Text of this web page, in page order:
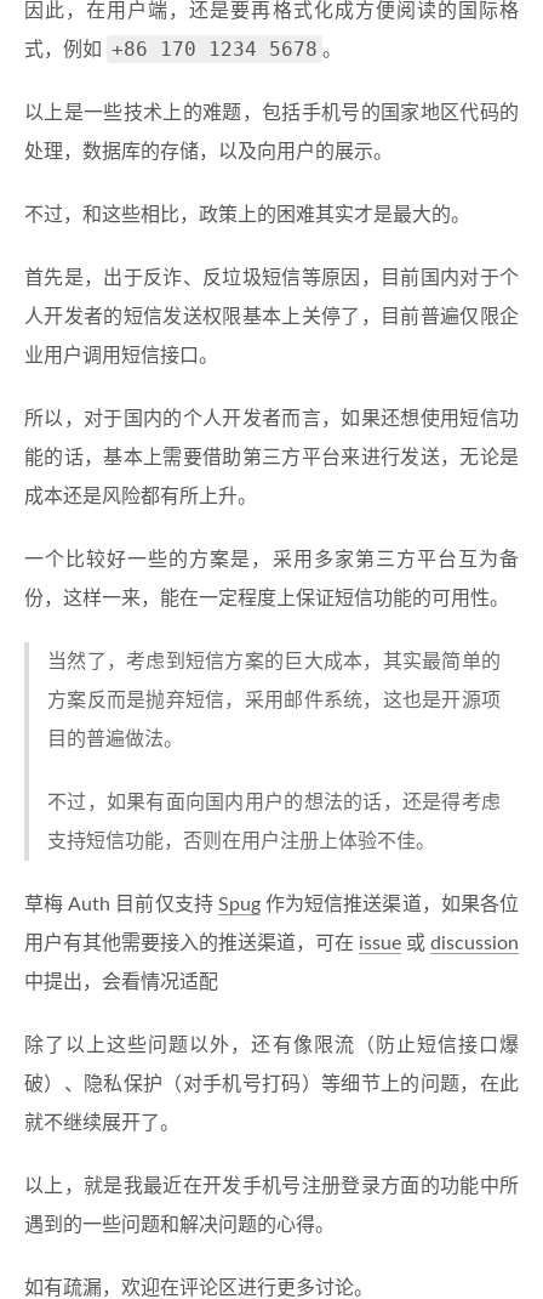
因此，在用户端，还是要再格式化成方便阅读的国际格
式，例如
+86 170 1234 5678 。
以上是一些技术上的难题，包括手机号的国家地区代码的
处理，数据库的存储，以及向用户的展示。
不过，和这些相比，政策上的困难其实才是最大的。
首先是，出于反诈、反垃圾短信等原因，目前国内对于个
人开发者的短信发送权限基本上关停了，目前普遍仅限企
业用户调用短信接口。
所以，对于国内的个人开发者而言，如果还想使用短信功
能的话，基本上需要借助第三方平台来进行发送，无论是
成本还是风险都有所上升。
一个比较好一些的方案是，采用多家第三方平台互为备
份，这样一来，能在一定程度上保证短信功能的可用性。
当然了，考虑到短信方案的巨大成本，其实最简单的
方案反而是抛弃短信，采用邮件系统，这也是开源项
目的普遍做法。
不过，如果有面向国内用户的想法的话，还是得考虑
支持短信功能，否则在用户注册上体验不佳。
草梅 Auth 目前仅支持 Spug作为短信推送渠道，如果各位
用户有其他需要接入的推送渠道，可在 issue 或 discussion
中提出，会看情况适配
除了以上这些问题以外，还有像限流（防止短信接口爆
破）、隐私保护（对手机号打码）等细节上的问题，在此
就不继续展开了。
以上，就是我最近在开发手机号注册登录方面的功能中所
遇到的一些问题和解决问题的心得。
如有疏漏，欢迎在评论区进行更多讨论。